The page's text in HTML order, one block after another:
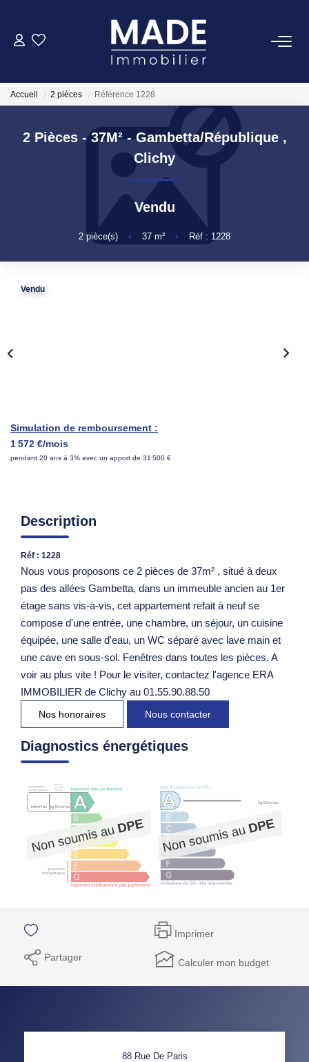
ACHETER
LOUER
ESTIMER
FAIRE GÉRER
NOTRE AGENCE
Accueil 2 pièces Référence 1228
2 Pièces - 37M² - Gambetta/République ,
Clichy
Vendu
2 pièce(s) • 37 m² • Réf : 1228
Vendu
Simulation de remboursement :
1 572 €/mois
pendant 20 ans à 3% avec un apport de 31 500 €
Description
Réf : 1228
Nous vous proposons ce 2 pièces de 37m² , situé à deux
pas des allées Gambetta, dans un immeuble ancien au 1er
étage sans vis-à-vis, cet appartement refait à neuf se
compose d'une entrée, une chambre, un séjour, un cuisine
équipée, une salle d'eau, un WC séparé avec lave main et
une cave en sous-sol. Fenêtres dans toutes les pièces. A
voir au plus vite ! Pour le visiter, contactez l'agence ERA
IMMOBILIER de Clichy au 01.55.90.88.50
Nos honoraires Nous contacter
Diagnostics énergétiques
Imprimer
Partager Calculer mon budget
88 Rue De Paris